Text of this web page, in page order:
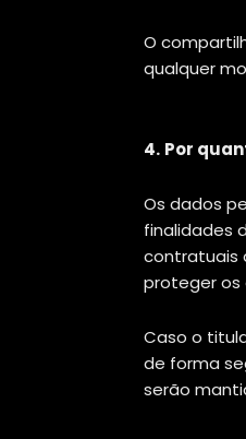
O
qualquer
4. Por
Os dados
finalidades
contratuais
proteger os
Caso o
de forma
serão